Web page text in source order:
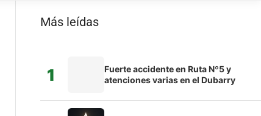
Más leídas
1
Fuerte accidente en Ruta Nº5 y
atenciones varias en el Dubarry